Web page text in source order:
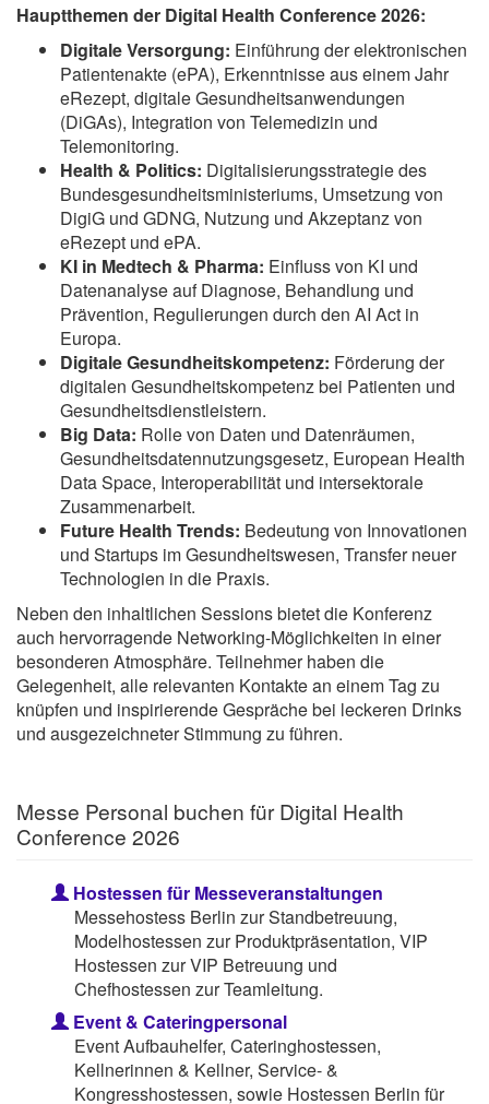
Hauptthemen der Digital Health Conference 2026:
Digitale Versorgung: Einführung der elektronischen
Patientenakte (ePA), Erkenntnisse aus einem Jahr
eRezept, digitale Gesundheitsanwendungen
(DiGAs), Integration von Telemedizin und
Telemonitoring.
Health & Politics: Digitalisierungsstrategie des
Bundesgesundheitsministeriums, Umsetzung von
DigiG und GDNG, Nutzung und Akzeptanz von
eRezept und ePA.
KI in Medtech & Pharma: Einfluss von KI und
Datenanalyse auf Diagnose, Behandlung und
Prävention, Regulierungen durch den AI Act in
Europa.
Digitale Gesundheitskompetenz: Förderung der
digitalen Gesundheitskompetenz bei Patienten und
Gesundheitsdienstleistern.
Big Data: Rolle von Daten und Datenräumen,
Gesundheitsdatennutzungsgesetz, European Health
Data Space, Interoperabilität und intersektorale
Zusammenarbeit.
Future Health Trends: Bedeutung von Innovationen
und Startups im Gesundheitswesen, Transfer neuer
Technologien in die Praxis.
Neben den inhaltlichen Sessions bietet die Konferenz
auch hervorragende Networking-Möglichkeiten in einer
besonderen Atmosphäre. Teilnehmer haben die
Gelegenheit, alle relevanten Kontakte an einem Tag zu
knüpfen und inspirierende Gespräche bei leckeren Drinks
und ausgezeichneter Stimmung zu führen.
Messe Personal buchen für Digital Health
Conference 2026
Hostessen für Messeveranstaltungen
Messehostess Berlin zur Standbetreuung,
Modelhostessen zur Produktpräsentation, VIP
Hostessen zur VIP Betreuung und
Chefhostessen zur Teamleitung.
Event & Cateringpersonal
Event Aufbauhelfer, Cateringhostessen,
Kellnerinnen & Kellner, Service- &
Kongresshostessen, sowie Hostessen Berlin für